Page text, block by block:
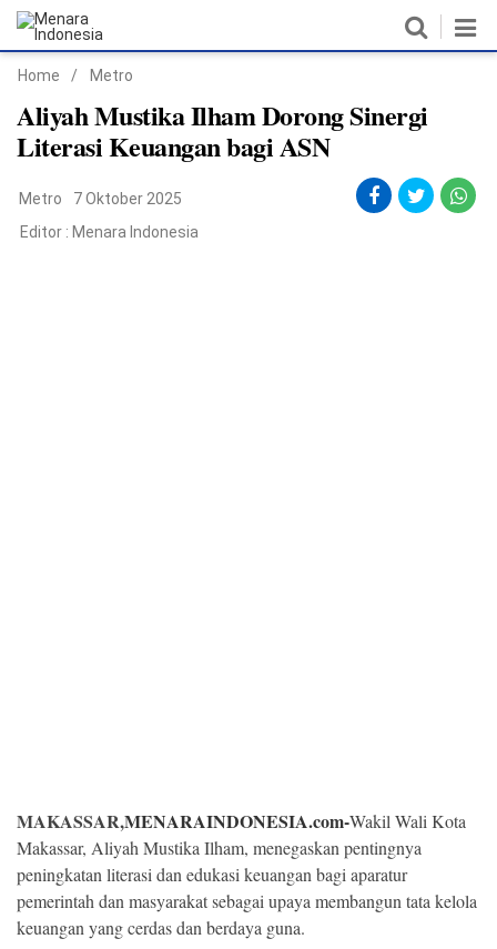
Home
Nasional
Politik
©
Home / Metro
Aliyah Mustika Ilham Dorong Sinergi
Literasi Keuangan bagi ASN
Metro
7 Oktober 2025
Editor : Menara Indonesia
MAKASSAR,MENARAINDONESIA.com-Wakil Wali Kota
Makassar, Aliyah Mustika Ilham, menegaskan pentingnya
peningkatan literasi dan edukasi keuangan bagi aparatur
pemerintah dan masyarakat sebagai upaya membangun tata kelola
keuangan yang cerdas dan berdaya guna.